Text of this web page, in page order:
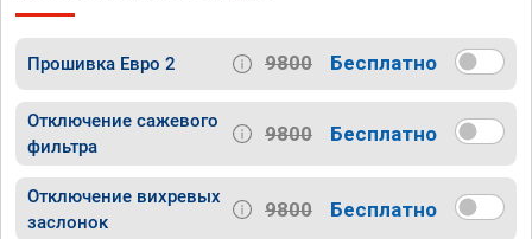
Прошивка Евро 2 9800 Бесплатно
Отключение сажевого
фильтра
9800 Бесплатно
Отключение вихревых
заслонок
9800 Бесплатно